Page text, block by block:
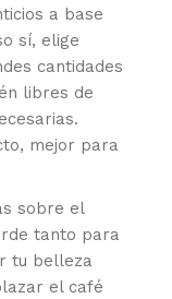
a base
sí, elige
cantidades
libres de
mejor para
sobre el
tanto para
tu belleza
el café